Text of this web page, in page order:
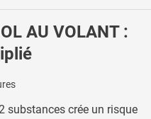
AU VOLANT :
substances crée un risque